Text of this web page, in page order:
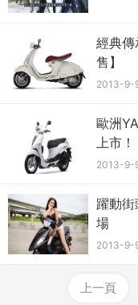
經典
售】
2013-9-
歐洲
上市！
2013-9-
躍動
場
2013-9-
上一頁